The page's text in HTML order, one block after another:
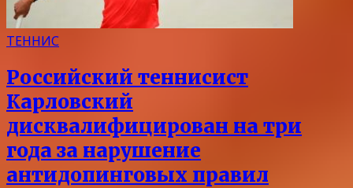
ТЕННИС
Российский теннисист
Карловский
дисквалифицирован на три
года за нарушение
антидопинговых правил